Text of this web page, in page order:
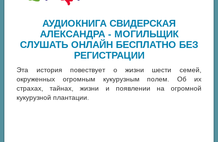
АУДИОКНИГА СВИДЕРСКАЯ
АЛЕКСАНДРА - МОГИЛЬЩИК
СЛУШАТЬ ОНЛАЙН БЕСПЛАТНО БЕЗ
РЕГИСТРАЦИИ
Эта история повествует о жизни шести семей,
окруженных огромным кукурузным полем. Об их
страхах, тайнах, жизни и появлении на огромной
кукурузной плантации.